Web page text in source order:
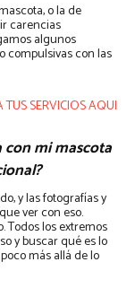
o la de
carencias
algunos
compulsivas con las
TUS SERVICIOS AQUI
mi mascota
y las fotografías y
ver con eso.
Todos los extremos
y buscar qué es lo
más allá de lo